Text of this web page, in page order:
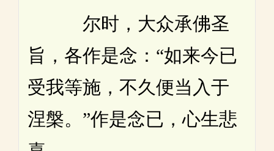
尔时，大众承佛圣
旨，各作是念：“如来今已
受我等施，不久便当入于
涅槃。”作是念已，心生悲